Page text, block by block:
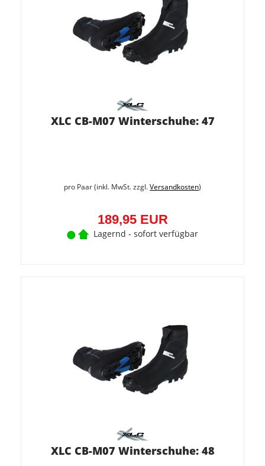
XLC CB-M07 Winterschuhe: 47
pro Paar (inkl. MwSt. zzgl.Versandkosten)
189,95 EUR
Lagernd - sofort verfügbar
XLC CB-M07 Winterschuhe: 48